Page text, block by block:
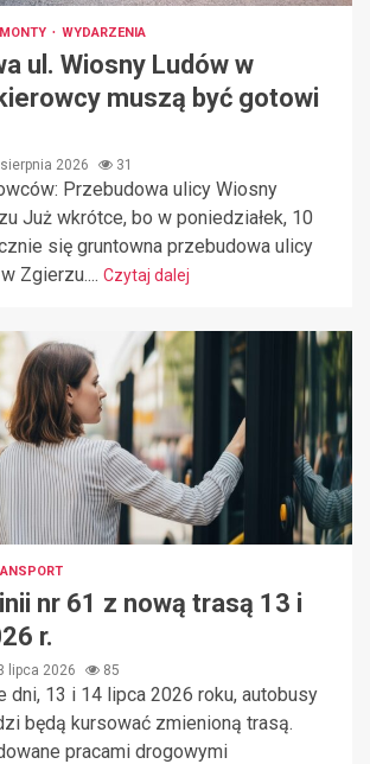
WYDARZENIA
ul. Wiosny Ludów w
muszą być gotowi
2026 31
Przebudowa ulicy Wiosny
Już wkrótce, bo w poniedziałek, 10
się gruntowna przebudowa ulicy
Zgierzu.... Czytaj dalej
nr 61 z nową trasą 13 i
r.
lipca 2026 85
dni, 13 i 14 lipca 2026 roku, autobusy
będą kursować zmienioną trasą.
pracami drogowymi